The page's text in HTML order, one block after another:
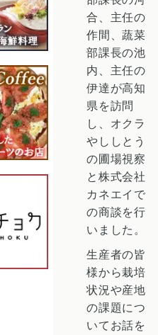
合、主任の
作間、蔬菜
部課長の池
内、主任の
伊達が高知
県を訪問
し、オクラ
やししとう
の圃場視察
と株式会社
カネエイで
の商談を行
いました。
生産者の皆
様から栽培
状況や産地
の課題につ
いてお話を